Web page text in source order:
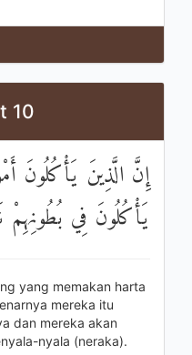
10
إِنَّ الَّذِينَ يَأْكُلُونَ
يَأْكُلُونَ فِي
yang memakan harta
mereka itu
dan mereka akan
nyala (neraka).